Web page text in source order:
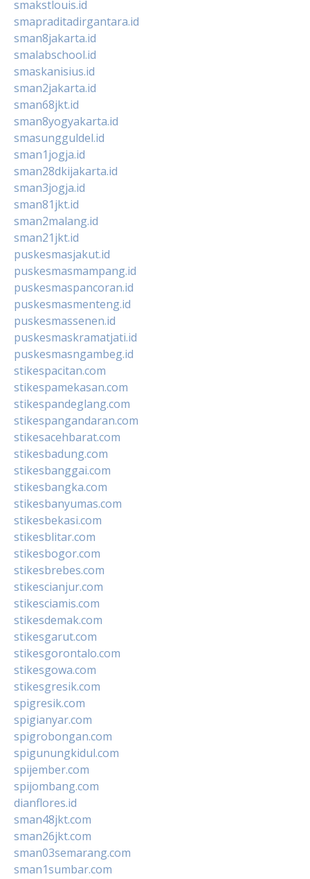
smakstlouis.id
smapraditadirgantara.id
sman8jakarta.id
smalabschool.id
smaskanisius.id
sman2jakarta.id
sman68jkt.id
sman8yogyakarta.id
smasungguldel.id
sman1jogja.id
sman28dkijakarta.id
sman3jogja.id
sman81jkt.id
sman2malang.id
sman21jkt.id
puskesmasjakut.id
puskesmasmampang.id
puskesmaspancoran.id
puskesmasmenteng.id
puskesmassenen.id
puskesmaskramatjati.id
puskesmasngambeg.id
stikespacitan.com
stikespamekasan.com
stikespandeglang.com
stikespangandaran.com
stikesacehbarat.com
stikesbadung.com
stikesbanggai.com
stikesbangka.com
stikesbanyumas.com
stikesbekasi.com
stikesblitar.com
stikesbogor.com
stikesbrebes.com
stikescianjur.com
stikesciamis.com
stikesdemak.com
stikesgarut.com
stikesgorontalo.com
stikesgowa.com
stikesgresik.com
spigresik.com
spigianyar.com
spigrobongan.com
spigunungkidul.com
spijember.com
spijombang.com
dianflores.id
sman48jkt.com
sman26jkt.com
sman03semarang.com
sman1sumbar.com